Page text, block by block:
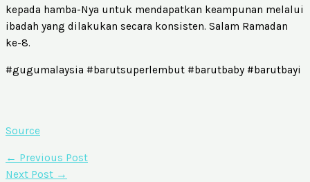
kepada hamba-Nya untuk mendapatkan keampunan melalui
ibadah yang dilakukan secara konsisten. Salam Ramadan
ke-8.
#gugumalaysia #barutsuperlembut #barutbaby #barutbayi
Source
← Previous Post
Next Post →